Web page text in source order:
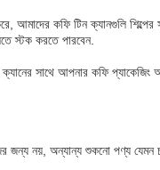
আমাদের কফি টিন ক্যানগুলি
স্টক করতে পারবেন.
সাথে আপনার কফি
জন্য নয়, অন্যান্য শুকনো পণ্য যেমন